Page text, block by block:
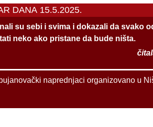
DANA 15.5.2025.
su sebi i svima i dokazali da svako
neko ako pristane da bude ništa.
bujanovački naprednjaci organizovano u